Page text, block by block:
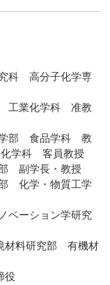
高分子化学専
業化学科 准教
部 食品学科 教
化学科 客員教授
副学長・教授
化学・物質工学
ーション学研究
料研究部 有機材
役